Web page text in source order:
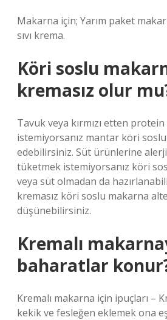
Makarna için; Yarım paket
sıvı krema.
Köri soslu
kremasız olur
Tavuk veya kırmızı etten
istemiyorsanız mantar köri
edebilirsiniz. Süt ürünlerine
tüketmek istemiyorsanız köri
veya süt olmadan da
kremasız köri soslu makarna
düşünebilirsiniz.
Kremalı
baharatlar
Kremalı makarna için ipuçları –
kekik ve fesleğen eklemek ona